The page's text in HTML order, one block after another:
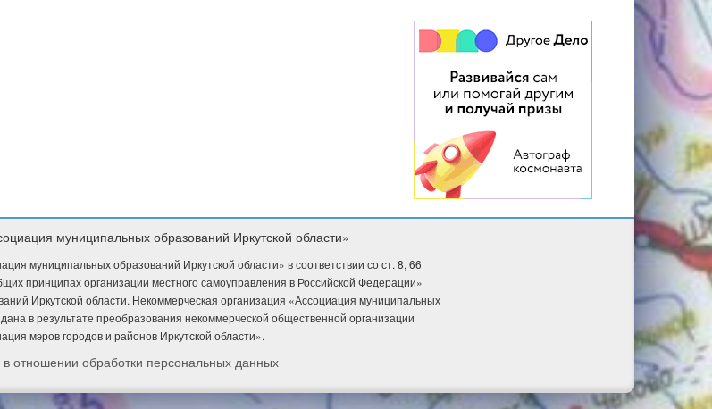
муниципальных образований Иркутской области»
муниципальных образований Иркутской области» в соответствии со ст. 8, 66
принципах организации местного самоуправления в Российской Федерации»
Иркутской области. Некоммерческая организация «Ассоциация муниципальных
в результате преобразования некоммерческой общественной организации
мэров городов и районов Иркутской области».
в отношении обработки персональных данных